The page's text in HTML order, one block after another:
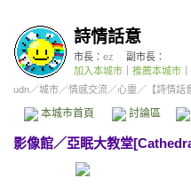
詩情話意
市長： ez
副市長：
加入本城市
推薦本城市
udn／城市／情感交流／心靈 ／ 【詩情話
本城市首頁 討論區
影像館／亞眠大教堂